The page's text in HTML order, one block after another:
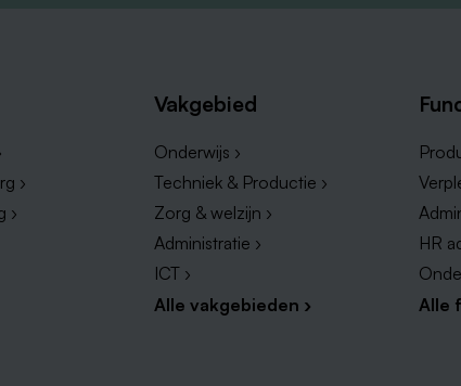
›
›
Vakgebied
Onderwijs ›
Techniek & Productie ›
Zorg & welzijn ›
Administratie ›
ICT ›
Alle vakgebieden ›
HR
Alle